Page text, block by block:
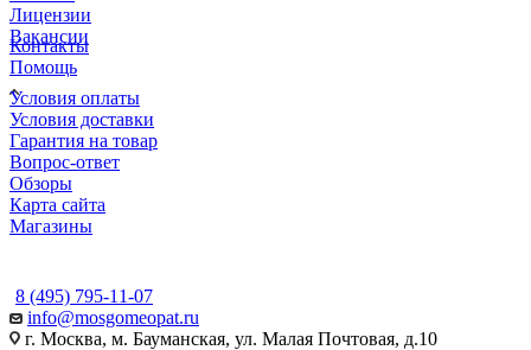
Лицензии
Вакансии
Контакты
Помощь
Условия оплаты
Условия доставки
Гарантия на товар
Вопрос-ответ
Обзоры
Карта сайта
Магазины
8 (495) 795-11-07
info@mosgomeopat.ru
г. Москва, м. Бауманская, ул. Малая Почтовая, д.10